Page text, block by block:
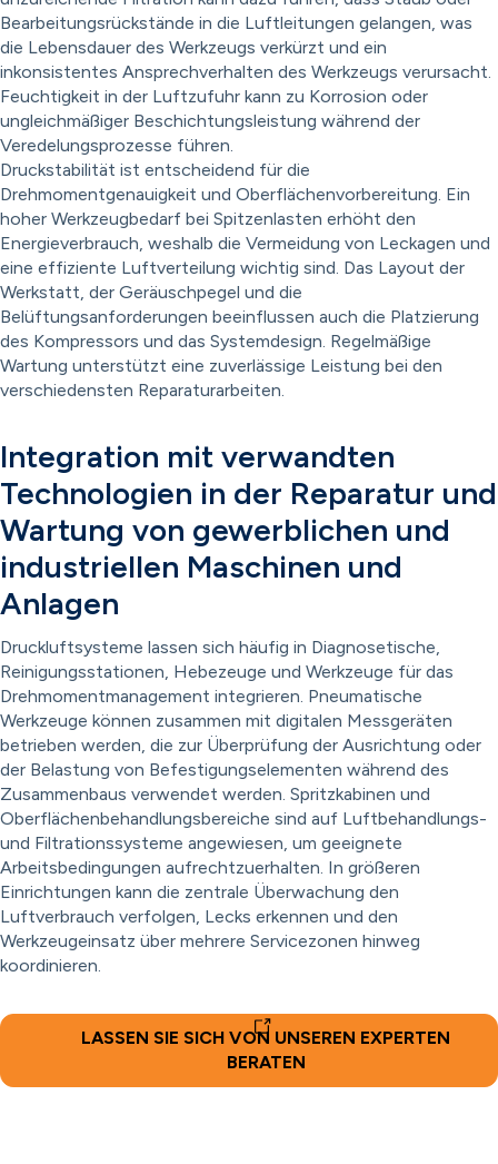
Bearbeitungsrückstände in die Luftleitungen gelangen, was
die Lebensdauer des Werkzeugs verkürzt und ein
inkonsistentes Ansprechverhalten des Werkzeugs verursacht.
Feuchtigkeit in der Luftzufuhr kann zu Korrosion oder
ungleichmäßiger Beschichtungsleistung während der
Veredelungsprozesse führen.
Druckstabilität ist entscheidend für die
Drehmomentgenauigkeit und Oberflächenvorbereitung. Ein
hoher Werkzeugbedarf bei Spitzenlasten erhöht den
Energieverbrauch, weshalb die Vermeidung von Leckagen und
eine effiziente Luftverteilung wichtig sind. Das Layout der
Werkstatt, der Geräuschpegel und die
Belüftungsanforderungen beeinflussen auch die Platzierung
des Kompressors und das Systemdesign. Regelmäßige
Wartung unterstützt eine zuverlässige Leistung bei den
verschiedensten Reparaturarbeiten.
Integration mit verwandten
Technologien in der Reparatur und
Wartung von gewerblichen und
industriellen Maschinen und
Anlagen
Druckluftsysteme lassen sich häufig in Diagnosetische,
Reinigungsstationen, Hebezeuge und Werkzeuge für das
Drehmomentmanagement integrieren. Pneumatische
Werkzeuge können zusammen mit digitalen Messgeräten
betrieben werden, die zur Überprüfung der Ausrichtung oder
der Belastung von Befestigungselementen während des
Zusammenbaus verwendet werden. Spritzkabinen und
Oberflächenbehandlungsbereiche sind auf Luftbehandlungs-
und Filtrationssysteme angewiesen, um geeignete
Arbeitsbedingungen aufrechtzuerhalten. In größeren
Einrichtungen kann die zentrale Überwachung den
Luftverbrauch verfolgen, Lecks erkennen und den
Werkzeugeinsatz über mehrere Servicezonen hinweg
koordinieren.
LASSEN SIE SICH VON UNSEREN EXPERTEN
BERATEN